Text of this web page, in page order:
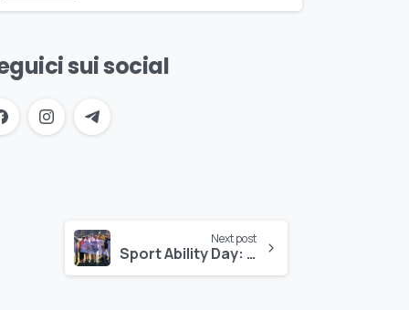
sui social
Next post
Sport Ability Day: Crocera Stadium presente